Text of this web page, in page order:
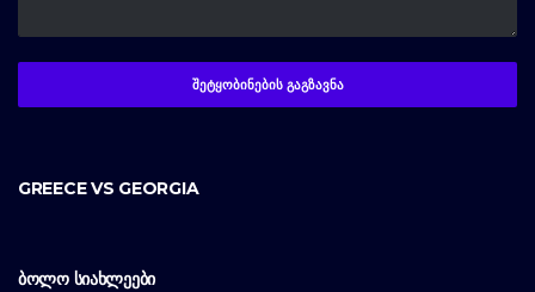
GREECE VS GEORGIA
ᲑᲝᲚᲝ ᲡᲘᲐᲮᲚᲔᲔᲑᲘ